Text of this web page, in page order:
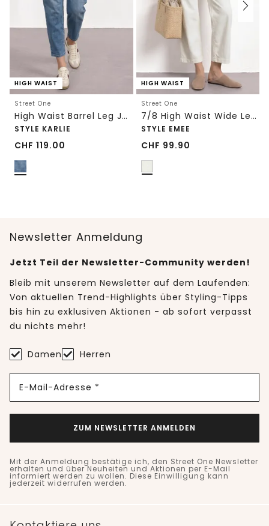
HIGH WAIST
Street One
High Waist Barrel Leg Jeans im Loose Fit
STYLE KARLIE
CHF 119.00
HIGH WAIST
Street One
7/8 High Waist Wide Leg Jeans im Loose Fit
STYLE EMEE
CHF 99.90
Newsletter Anmeldung
Jetzt Teil der Newsletter-Community werden!
Bleib mit unserem Newsletter auf dem Laufenden:
Von aktuellen Trend-Highlights über Styling-Tipps
bis hin zu exklusiven Aktionen - ab sofort verpasst
du nichts mehr!
Damen Herren
E-Mail-Adresse *
ZUM NEWSLETTER ANMELDEN
Mit der Anmeldung bestätige ich, den Street One Newsletter
erhalten und über Neuheiten und Aktionen per E-Mail
informiert werden zu wollen. Diese Einwilligung kann
jederzeit widerrufen werden.